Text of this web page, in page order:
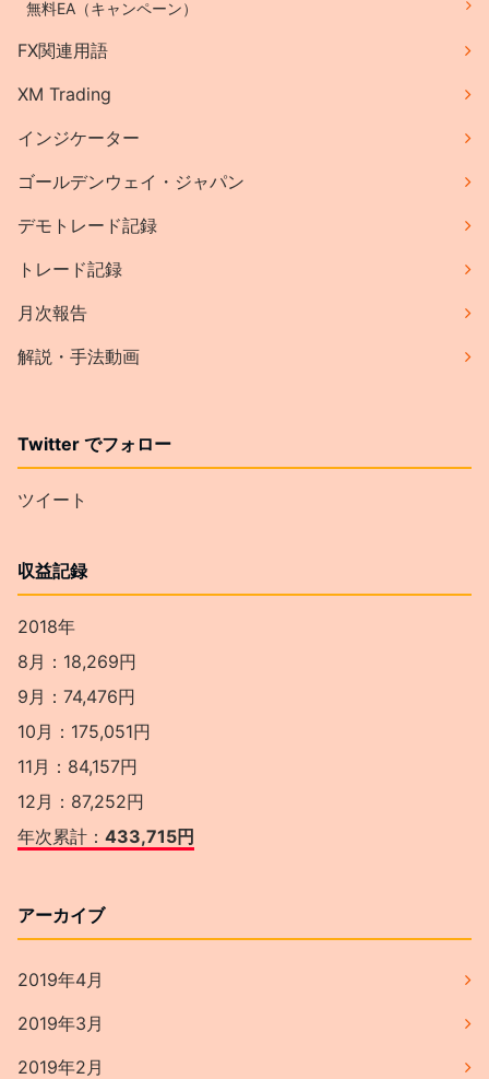
無料EA（キャンペーン）
FX関連用語
XM Trading
インジケーター
ゴールデンウェイ・ジャパン
デモトレード記録
トレード記録
月次報告
解説・手法動画
Twitter でフォロー
ツイート
収益記録
2018年
8月：18,269円
9月：74,476円
10月：175,051円
11月：84,157円
12月：87,252円
年次累計： 433,715円
アーカイブ
2019年4月
2019年3月
2019年2月